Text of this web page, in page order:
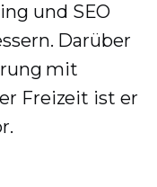
und SEO
Darüber
mit
Freizeit ist er